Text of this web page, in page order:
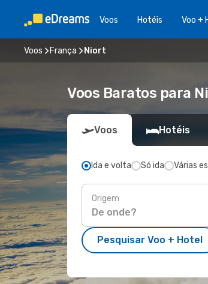
Voos Hotéis Voo +
Voos França Niort
Voos Baratos para
Voos Hotéis
Ida e volta Só ida Várias
Origem
Pesquisar Voo + Hotel